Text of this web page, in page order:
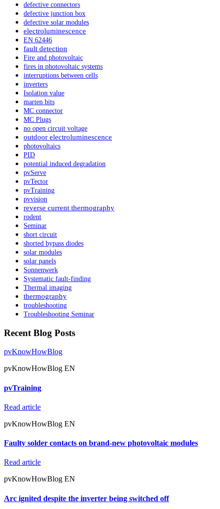
defective connectors
defective junction box
defective solar modules
electroluminescence
EN 62446
fault detection
Fire and photovoltaic
fires in photovoltaic systems
interruptions between cells
inverters
Isolation value
marten bits
MC connector
MC Plugs
no open circuit voltage
outdoor electroluminescence
photovoltaics
PID
potential induced degradation
pvServe
pvTector
pvTraining
pvvision
reverse current thermography
rodent
Seminar
short circuit
shorted bypass diodes
solar modules
solar panels
Sonnenwerk
Systematic fault-finding
Thermal imaging
thermography
troubleshooting
Troubleshooting Seminar
Recent Blog Posts
pvKnowHowBlog
pvKnowHowBlog EN
pvTraining
Read article
pvKnowHowBlog EN
Faulty solder contacts on brand-new photovoltaic modules
Read article
pvKnowHowBlog EN
Arc ignited despite the inverter being switched off